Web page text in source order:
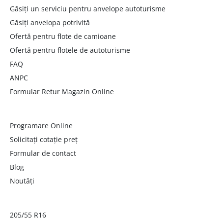
Găsiți un serviciu pentru anvelope autoturisme
Găsiți anvelopa potrivită
Ofertă pentru flote de camioane
Ofertă pentru flotele de autoturisme
FAQ
ANPC
Formular Retur Magazin Online
Programare Online
Solicitați cotație preț
Formular de contact
Blog
Noutăți
205/55 R16